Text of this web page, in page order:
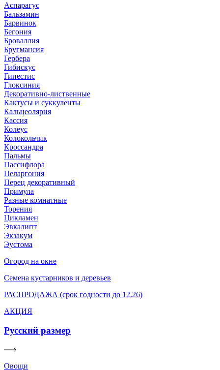
Аспарагус
Бальзамин
Барвинок
Бегония
Броваллия
Бругмансия
Гербера
Гибискус
Гипестис
Глоксиния
Декоративно-лиственные
Кактусы и суккуленты
Кальцеолярия
Кассия
Колеус
Колокольчик
Кроссандра
Пальмы
Пассифлора
Пеларгония
Перец декоративный
Примула
Разные комнатные
Торения
Цикламен
Эвкалипт
Экзакум
Эустома
Огород на окне
Семена кустарников и деревьев
РАСПРОДАЖА (срок годности до 12.26)
АКЦИЯ
Русский размер
Овощи